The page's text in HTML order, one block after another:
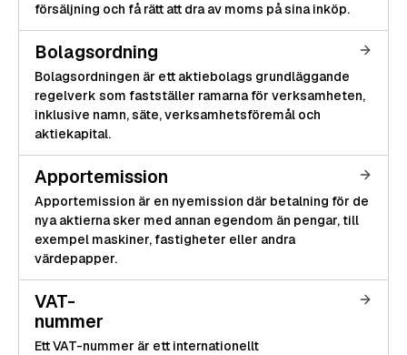
försäljning och få rätt att dra av moms på sina inköp.
Bolagsordning
Bolagsordningen är ett aktiebolags grundläggande
regelverk som fastställer ramarna för verksamheten,
inklusive namn, säte, verksamhetsföremål och
aktiekapital.
Apportemission
Apportemission är en nyemission där betalning för de
nya aktierna sker med annan egendom än pengar, till
exempel maskiner, fastigheter eller andra
värdepapper.
VAT-
nummer
Ett VAT-nummer är ett internationellt